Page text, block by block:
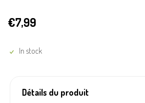
€7,99
In stock
Détails du produit